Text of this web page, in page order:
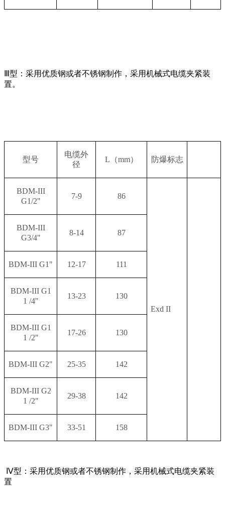
Ⅲ型：采用优质钢或者不锈钢制作，采用机械式电缆夹紧装
置。
型号
电缆外
径
L （mm） 防爆标志
BDM-III
G1/2"
7-9 86
Exd II
BDM-III
G3/4"
8-14 87
BDM-III G1" 12-17 111
BDM-III G1
1 /4"
13-23 130
BDM-III G1
1 /2"
17-26 130
BDM-III G2" 25-35 142
BDM-III G2
1 /2"
29-38 142
BDM-III G3" 33-51 158
Ⅳ型：采用优质钢或者不锈钢制作，采用机械式电缆夹紧装
置